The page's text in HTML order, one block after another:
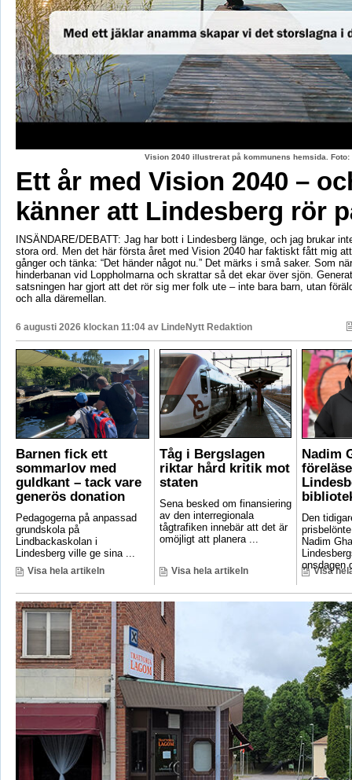
Vision 2040 illustrerat på kommunens hemsida.
Ett år med Vision 2040 –
känner att Lindesberg rör
INSÄNDARE/DEBATT: Jag har bott i Lindesberg länge, och jag brukar
stora ord. Men det här första året med Vision 2040 har faktiskt fått mig
gånger och tänka: “Det händer något nu.” Det märks i små saker. Som
hinderbanan vid Loppholmarna och skrattar så det ekar över sjön.
satsningen har gjort att det rör sig mer folk ute – inte bara barn, utan
och alla däremellan.
6 augusti 2026 klockan 11:04 av LindeNytt Redaktion
Barnen fick ett
sommarlov med
guldkant – tack vare
generös donation
Pedagogerna på anpassad
grundskola på
Lindbackaskolan i
Lindesberg ville ge sina ...
Visa hela artikeln
Tåg i Bergslagen
riktar hård kritik mot
staten
Sena besked om finansiering
av den interregionala
tågtrafiken innebär att det är
omöjligt att planera ...
Visa hela artikeln
Nadim
Den
Nadim
onsdagen
Visa